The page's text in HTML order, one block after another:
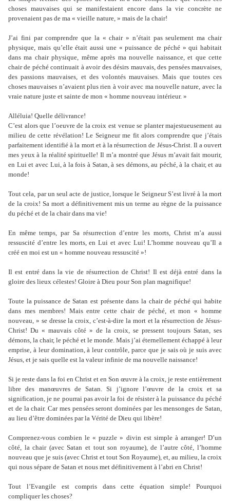
choses mauvaises qui se manifestaient encore dans la vie concrète ne
provenaient pas de ma « vieille nature, » mais de la chair!
J’ai fini par comprendre que la « chair » n’était pas seulement ma chair
physique, mais qu’elle était aussi une « puissance de péché » qui habitait
dans ma chair physique, même après ma nouvelle naissance, et que cette
chair de péché continuait à avoir des désirs mauvais, des pensées mauvaises,
des passions mauvaises, et des volontés mauvaises. Mais que toutes ces
choses mauvaises n’avaient plus rien à voir avec ma nouvelle nature, avec la
vraie nature juste et sainte de mon « homme nouveau intérieur. »
Alléluia! Quelle délivrance!
C’est alors que l’oeuvre de la croix est venue se planter majestueusement au
milieu de cette révélation! Le Seigneur me fit alors comprendre que j’étais
parfaitement identifié à la mort et à la résurrection de Jésus-Christ. Il a ouvert
mes yeux à la réalité spirituelle! Il m’a montré que Jésus m’avait fait mourir,
en Lui et avec Lui, à la fois à Satan, à ses démons, au péché, à la chair, et au
monde!
Tout cela, par un seul acte de justice, lorsque le Seigneur S’est livré à la mort
de la croix! Sa mort a définitivement mis un terme au règne de la puissance
du péché et de la chair dans ma vie!
En même temps, par Sa résurrection d’entre les morts, Christ m’a aussi
ressuscité d’entre les morts, en Lui et avec Lui! L’homme nouveau qu’Il a
créé en moi est un « homme nouveau ressuscité »!
Il est entré dans la vie de résurrection de Christ! Il est déjà entré dans la
gloire des lieux célestes! Gloire à Dieu pour Son plan magnifique!
Toute la puissance de Satan est présente dans la chair de péché qui habite
dans mes membres! Mais entre cette chair de péché, et mon « homme
nouveau, » se dresse la croix, c’est-à-dire la mort et la résurrection de Jésus-
Christ! Du « mauvais côté » de la croix, se pressent toujours Satan, ses
démons, la chair, le péché et le monde. Mais j’ai éternellement échappé à leur
emprise, à leur domination, à leur contrôle, parce que je sais où je suis avec
Jésus, et je sais quelle est la valeur infinie de ma nouvelle naissance!
Si je reste dans la foi en Christ et en Son œuvre à la croix, je reste entièrement
libre des manœuvres de Satan. Si j’ignore l’œuvre de la croix et sa
signification, je ne pourrai pas avoir la foi de résister à la puissance du péché
et de la chair. Car mes pensées seront dominées par les mensonges de Satan,
au lieu d’être dominées par la Vérité de Dieu qui libère!
Comprenez-vous combien le « puzzle » divin est simple à arranger! D’un
côté, la chair (avec Satan et tout son royaume), de l’autre côté, l’homme
nouveau que je suis (avec Christ et tout Son Royaume), et, au milieu, la croix
qui nous sépare de Satan et nous met définitivement à l’abri en Christ!
Tout l’Evangile est compris dans cette équation simple! Pourquoi
compliquer les choses?